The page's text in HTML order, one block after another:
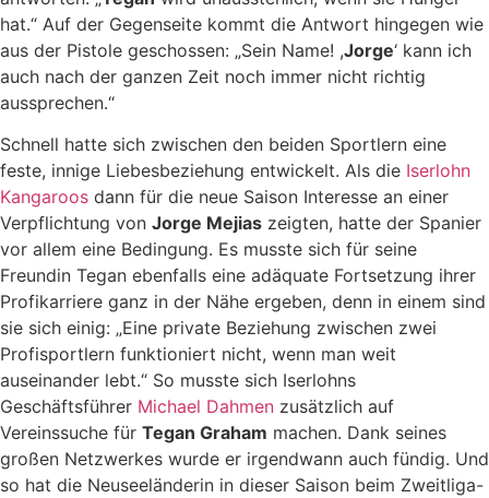
hat.“ Auf der Gegenseite kommt die Antwort hingegen wie
aus der Pistole geschossen: „Sein Name! ,Jorge‘ kann ich
auch nach der ganzen Zeit noch immer nicht richtig
aussprechen.“
Schnell hatte sich zwischen den beiden Sportlern eine
feste, innige Liebesbeziehung entwickelt. Als die Iserlohn
Kangaroos dann für die neue Saison Interesse an einer
Verpflichtung von Jorge Mejias zeigten, hatte der Spanier
vor allem eine Bedingung. Es musste sich für seine
Freundin Tegan ebenfalls eine adäquate Fortsetzung ihrer
Profikarriere ganz in der Nähe ergeben, denn in einem sind
sie sich einig: „Eine private Beziehung zwischen zwei
Profisportlern funktioniert nicht, wenn man weit
auseinander lebt.“ So musste sich Iserlohns
Geschäftsführer Michael Dahmen zusätzlich auf
Vereinssuche für Tegan Graham machen. Dank seines
großen Netzwerkes wurde er irgendwann auch fündig. Und
so hat die Neuseeländerin in dieser Saison beim Zweitliga-